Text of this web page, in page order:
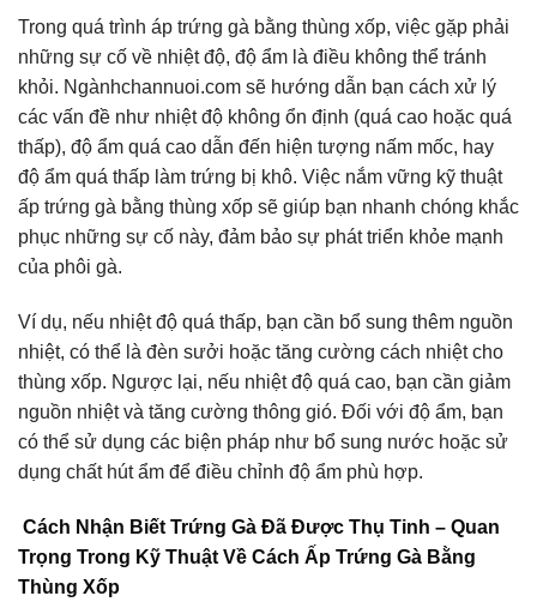
Trong quá trình áp trứng gà bằng thùng xốp, việc gặp phải
những sự cố về nhiệt độ, độ ẩm là điều không thể tránh
khỏi. Ngànhchannuoi.com sẽ hướng dẫn bạn cách xử lý
các vấn đề như nhiệt độ không ổn định (quá cao hoặc quá
thấp), độ ẩm quá cao dẫn đến hiện tượng nấm mốc, hay
độ ẩm quá thấp làm trứng bị khô. Việc nắm vững kỹ thuật
ấp trứng gà bằng thùng xốp sẽ giúp bạn nhanh chóng khắc
phục những sự cố này, đảm bảo sự phát triển khỏe mạnh
của phôi gà.
Ví dụ, nếu nhiệt độ quá thấp, bạn cần bổ sung thêm nguồn
nhiệt, có thể là đèn sưởi hoặc tăng cường cách nhiệt cho
thùng xốp. Ngược lại, nếu nhiệt độ quá cao, bạn cần giảm
nguồn nhiệt và tăng cường thông gió. Đối với độ ẩm, bạn
có thể sử dụng các biện pháp như bổ sung nước hoặc sử
dụng chất hút ẩm để điều chỉnh độ ẩm phù hợp.
Cách Nhận Biết Trứng Gà Đã Được Thụ Tinh – Quan
Trọng Trong Kỹ Thuật Về Cách Ấp Trứng Gà Bằng
Thùng Xốp